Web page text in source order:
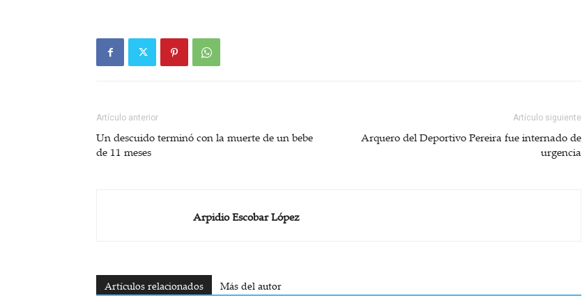
Artículo anterior
Un descuido terminó con la muerte de un bebe
de 11 meses
Artículo siguiente
Arquero del Deportivo Pereira fue internado de
urgencia
Arpidio Escobar López
Artículos relacionados Más del autor